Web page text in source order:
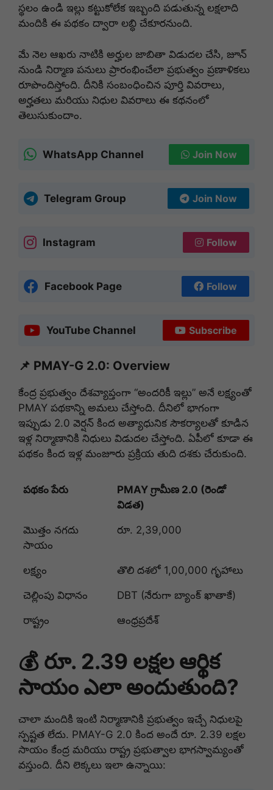
స్థలం ఉండి ఇల్లు కట్టుకోలేక ఇబ్బంది పడుతున్న లక్షలాది
మందికి ఈ పథకం ద్వారా లబ్ధి చేకూరనుంది.
మే నెల ఆఖరు నాటికి అర్హుల జాబితా విడుదల చేసి, జూన్
నుండి నిర్మాణ పనులు ప్రారంభించేలా ప్రభుత్వం ప్రణాళికలు
రూపొందిస్తోంది. దీనికి సంబంధించిన పూర్తి వివరాలు,
అర్హతలు మరియు నిధుల వివరాలు ఈ కథనంలో
తెలుసుకుందాం.
WhatsApp Channel Join Now
Telegram Group Join Now
Instagram Follow
Facebook Page Follow
YouTube Channel Subscribe
📌 PMAY-G 2.0: Overview
కేంద్ర ప్రభుత్వం దేశవ్యాప్తంగా “అందరికీ ఇల్లు” అనే లక్ష్యంతో
PMAY పథకాన్ని అమలు చేస్తోంది. దీనిలో భాగంగా
ఇప్పుడు 2.0 వెర్షన్ కింద అత్యాధునిక సౌకర్యాలతో కూడిన
ఇళ్ల నిర్మాణానికి నిధులు విడుదల చేస్తోంది. ఏపీలో కూడా ఈ
పథకం కింద ఇళ్ల మంజూరు ప్రక్రియ తుది దశకు చేరుకుంది.
పథకం పేరు
PMAY గ్రామీణ 2.0 (రెండో
విడత)
మొత్తం నగదు
సాయం
రూ. 2,39,000
లక్ష్యం తొలి దశలో 1,00,000 గృహాలు
చెల్లింపు విధానం DBT (నేరుగా బ్యాంక్ ఖాతాకే)
రాష్ట్రం ఆంధ్రప్రదేశ్
💰 రూ. 2.39 లక్షల ఆర్థిక
సాయం ఎలా అందుతుంది?
చాలా మందికి ఇంటి నిర్మాణానికి ప్రభుత్వం ఇచ్చే నిధులపై
స్పష్టత లేదు. PMAY-G 2.0 కింద అందే రూ. 2.39 లక్షల
సాయం కేంద్ర మరియు రాష్ట్ర ప్రభుత్వాల భాగస్వామ్యంతో
వస్తుంది. దీని లెక్కలు ఇలా ఉన్నాయి: